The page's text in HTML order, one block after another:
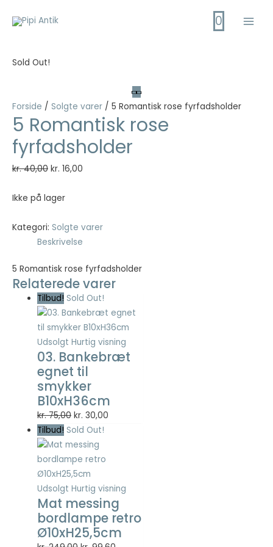
0
Sold Out!
Forside / Solgte varer / 5 Romantisk rose fyrfadsholder
5 Romantisk rose
fyrfadsholder
kr.40,00 Den
pris
kr. 40,00.
kr. 16,00
kr. 16,00.
Ikke på lager
Kategori: Solgte varer
Beskrivelse
5 Romantisk rose fyrfadsholder
Relaterede varer
Tilbud! Sold Out!
Udsolgt Hurtig visning
03. Bankebræt
egnet til
smykker
B10xH36cm
kr.75,00 Den
oprindelige
pris
var:
kr. 75,00.
kr. 30,00
Tilbud! Sold Out!
Udsolgt Hurtig visning
Mat messing
bordlampe retro
Ø10xH25,5cm
Nødvendig
Nødvendige
cookies hjælper
med at gøre en
hjemmeside
brugbar ved at
aktivere
grundlæggende
funktioner
såsom side-
navigation og
adgang til sikre
områder af
hjemmesiden.
Hjemmesiden
kan ikke fungere
ordentligt uden
disse cookies.